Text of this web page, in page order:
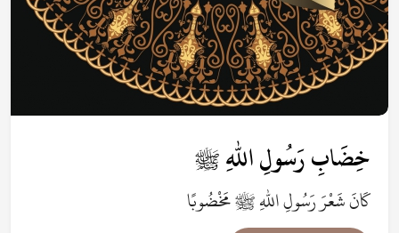
خِضَابِ رَسُولِ اللهِ ﷺ
كَانَ شَعْرَ رَسُولِ اللهِ ﷺ مَخْضُوبًا